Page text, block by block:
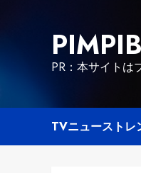
PR：本サイトは
TVニューストレ